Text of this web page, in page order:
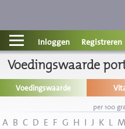
Contact
Informatie
Disclaimer
Inloggen Registreren
Voedingswaarde
Voedingswaarde
per 100
A B C D E F G H I J K L M